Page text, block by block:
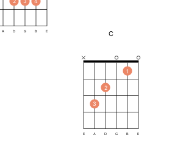
2 3 4
A D G B E C
3
2
1
E A D G B E